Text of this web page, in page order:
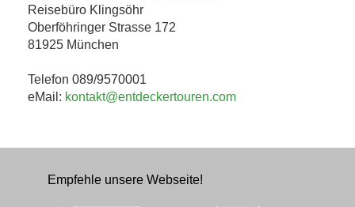
Reisebüro Klingsöhr
Oberföhringer Strasse 172
81925 München
Telefon 089/9570001
eMail: kontakt@entdeckertouren.com
Empfehle unsere Webseite!